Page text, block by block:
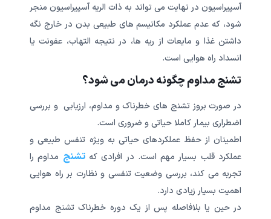
آسپیراسیون در نهایت می تواند به ذات الریه آسپیراسیون منجر
شود، که عدم عملکرد مکانیسم های طبیعی بدن در خارج نگه
داشتن غذا و مایعات از ریه ها، در نتیجه التهاب، عفونت یا
انسداد راه هوایی است.
تشنج مداوم چگونه درمان می شود؟
در صورت بروز تشنج های خطرناک و مداوم، ارزیابی و بررسی
اضطراری بیمار کاملا حیاتی و ضروری است.
اطمینان از حفظ عملکردهای حیاتی به ویژه تنفس طبیعی و
عملکرد قلب بسیار مهم است. در افرادی کهتشنج مداوم را
تجربه می کند، بررسی وضعیت تنفسی و نظارت بر راه هوایی
اهمیت بسیار زیادی دارد.
در حین یا بلافاصله پس از یک دوره خطرناک تشنج مداوم